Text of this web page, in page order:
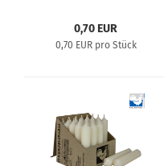
0,70 EUR
0,70 EUR pro Stück